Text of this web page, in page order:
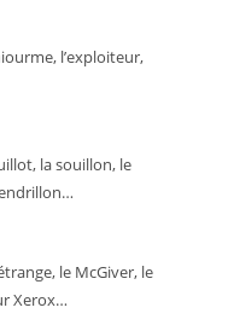
l’exploiteur,
la souillon, le
le McGiver, le
Xerox…